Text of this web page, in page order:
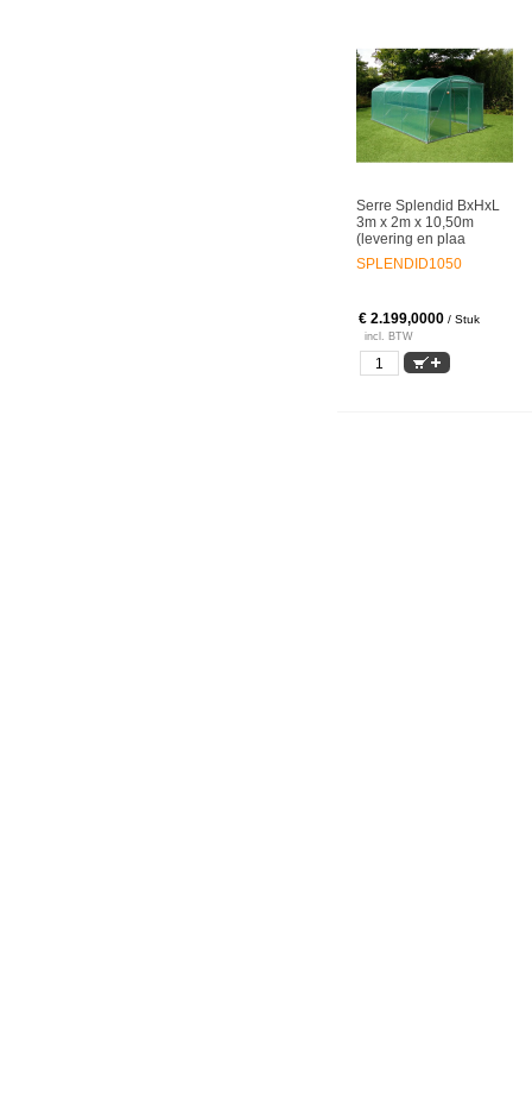
Serre Splendid BxHxL
3m x 2m x 10,50m
(levering en plaa
SPLENDID1050
€ 2.199,0000 / Stuk
incl. BTW